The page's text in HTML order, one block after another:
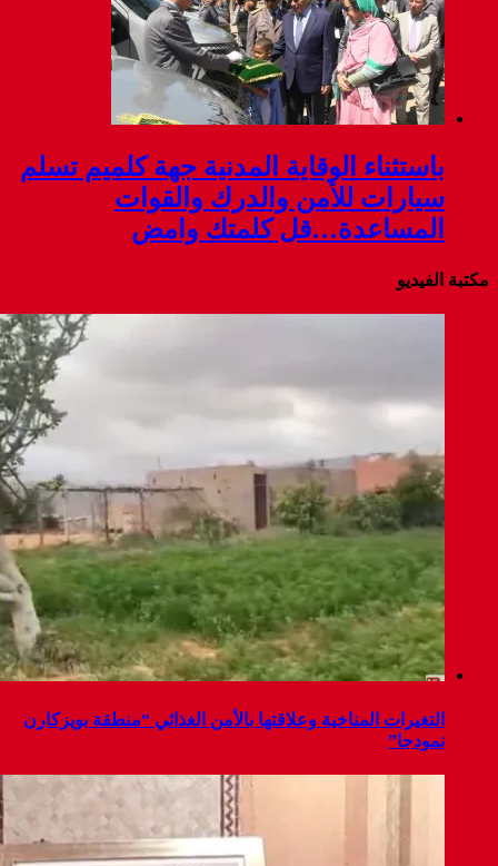
باستثناء الوقاية المدنية جهة كلميم تسلم
سيارات للأمن والدرك والقوات
المساعدة…قل كلمتك وامض
مكتبة الفيديو
التغيرات المناخية وعلاقتها بالأمن الغذائي “منطقة بويزكارن
نمودجا”